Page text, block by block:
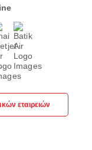
εταιρειών